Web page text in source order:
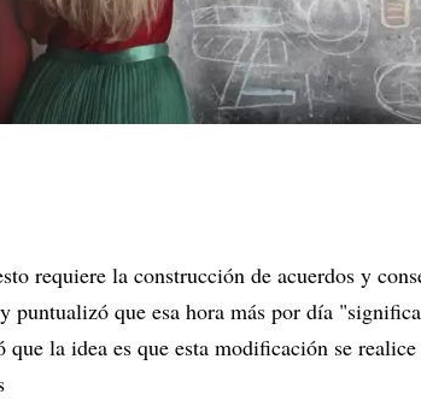
requiere la construcción de acuerdos y
puntualizó que esa hora más por día
que la idea es que esta modificación se